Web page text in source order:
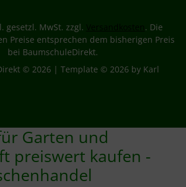
gesetzl. MwSt. zzgl. Versandkosten. Die
Preise entsprechen dem bisherigen Preis
bei BaumschuleDirekt.
© 2026 | Template © 2026 by Karl
Garten und
preiswert kaufen -